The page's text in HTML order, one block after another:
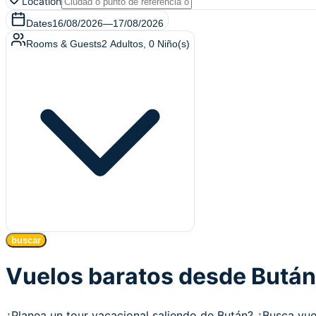
Dates16/08/2026—17/08/2026
Rooms & Guests2 Adultos 0 Niño(s)
buscar
Vuelos baratos desde Bután